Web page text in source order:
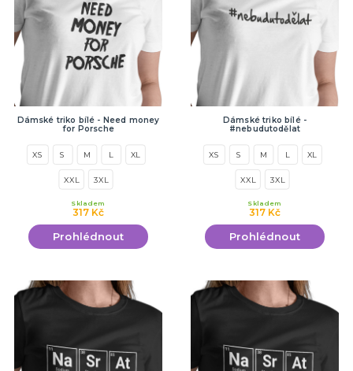
Dámské triko bílé - Need money
for Porsche
XS S M L XL
XXL 3XL
317 Kč
Skladem
Prohlédnout
Dámské triko bílé -
#nebudutodělat
XS S M L XL
XXL 3XL
317 Kč
Skladem
Prohlédnout